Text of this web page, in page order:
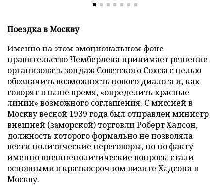
Поездка в Москву
Именно на этом эмоциональном фоне
правительство Чемберлена принимает решение
организовать зондаж Советского Союза с целью
обозначить возможность нового диалога и, как
говорят в наше время, «определить красные
линии» возможного соглашения. С миссией в
Москву весной 1939 года был отправлен министр
внешней (заморской) торговли Роберт Хадсон,
должность которого формально не позволяла
вести политические переговоры, но по факту
именно внешнеполитические вопросы стали
основными в краткосрочном визите Хадсона в
Москву.